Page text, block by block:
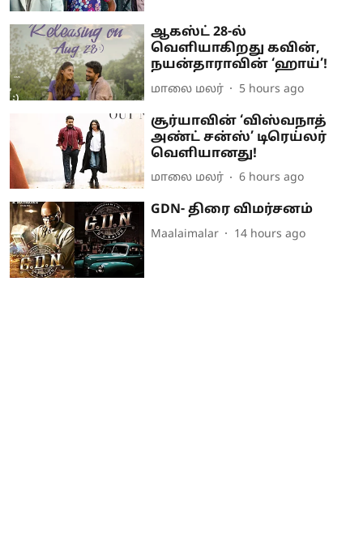
ஆகஸ்ட் 28-ல்
வெளியாகிறது கவின்,
நயன்தாராவின் ‘ஹாய்’!
மாலை மலர் 5 hours ago
சூர்யாவின் ‘விஸ்வநாத்
அண்ட் சன்ஸ்’ டிரெய்லர்
வெளியானது!
மாலை மலர் 6 hours ago
GDN- திரை விமர்சனம்
Maalaimalar 14 hours ago